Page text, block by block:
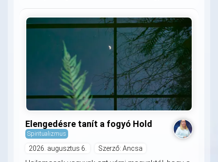
Elengedésre tanít a fogyó Hold
Spiritualizmus
2026. augusztus 6. Szerző: Ancsa